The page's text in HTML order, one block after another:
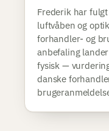
Frederik har
luftvåben og
forhandler- og
anbefaling
fysisk —
danske